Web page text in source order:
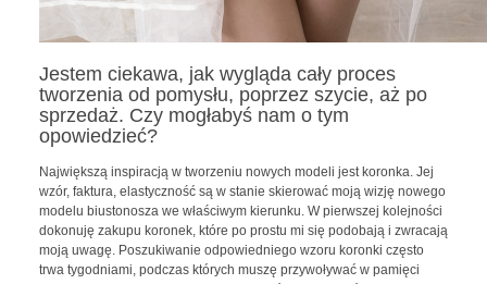
Jestem ciekawa, jak wygląda cały proces
tworzenia od pomysłu, poprzez szycie, aż po
sprzedaż. Czy mogłabyś nam o tym
opowiedzieć?
Największą inspiracją w tworzeniu nowych modeli jest koronka. Jej
wzór, faktura, elastyczność są w stanie skierować moją wizję nowego
modelu biustonosza we właściwym kierunku. W pierwszej kolejności
dokonuję zakupu koronek, które po prostu mi się podobają i zwracają
moją uwagę. Poszukiwanie odpowiedniego wzoru koronki często
trwa tygodniami, podczas których muszę przywoływać w pamięci